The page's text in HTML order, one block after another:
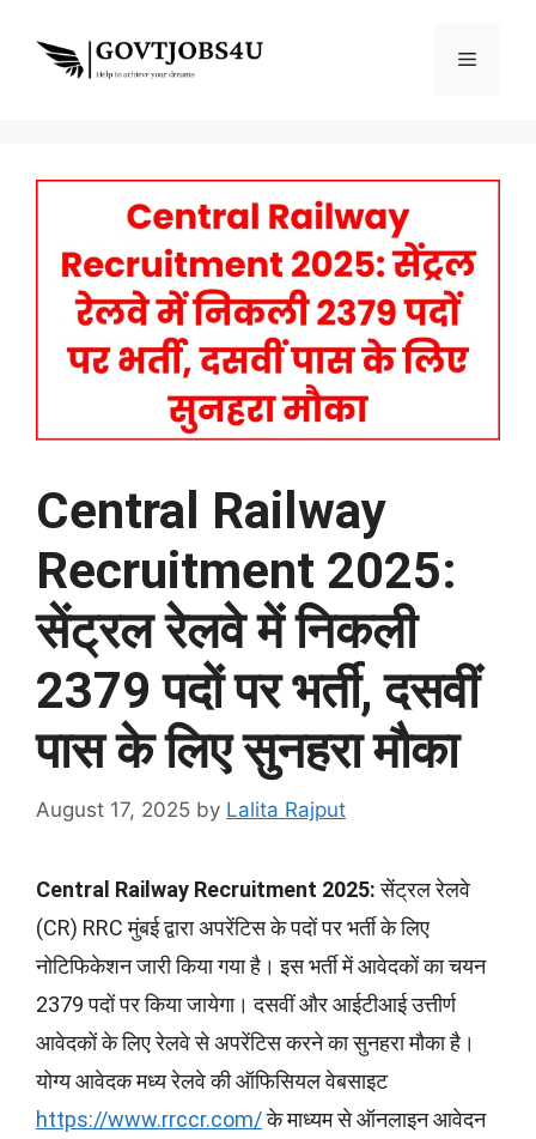
content
Menu
Central Railway
Recruitment 2025:
सेंट्रल रेलवे में निकली
2379 पदों पर भर्ती, दसवीं
पास के लिए सुनहरा मौका
August 17, 2025 by Lalita Rajput
Central Railway Recruitment 2025:सेंट्रल रेलवे
(CR) RRC मुंबई द्वारा अपरेंटिस के पदों पर भर्ती के लिए
नोटिफिकेशन जारी किया गया है। इस भर्ती में आवेदकों का चयन
2379 पदों पर किया जायेगा। दसवीं और आईटीआई उत्तीर्ण
आवेदकों के लिए रेलवे से अपरेंटिस करने का सुनहरा मौका है।
योग्य आवेदक मध्य रेलवे की ऑफिसियल वेबसाइट
https://www.rrccr.com/के माध्यम से ऑनलाइन आवेदन